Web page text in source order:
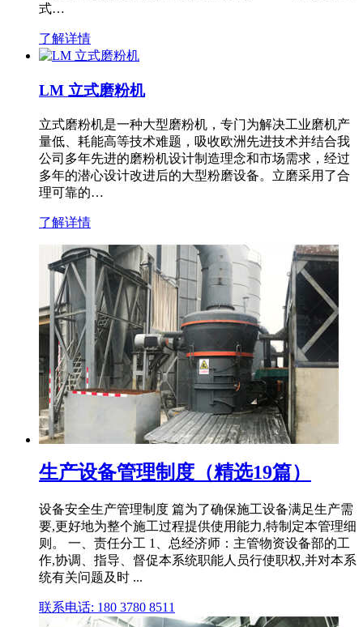
式…
了解详情
LM 立式磨粉机
立式磨粉机是一种大型磨粉机，专门为解决工业磨机产
量低、耗能高等技术难题，吸收欧洲先进技术并结合我
公司多年先进的磨粉机设计制造理念和市场需求，经过
多年的潜心设计改进后的大型粉磨设备。立磨采用了合
理可靠的…
了解详情
生产设备管理制度（精选19篇）
设备安全生产管理制度 篇为了确保施工设备满足生产需
要,更好地为整个施工过程提供使用能力,特制定本管理细
则。 一、责任分工 1、总经济师：主管物资设备部的工
作,协调、指导、督促本系统职能人员行使职权,并对本系
统有关问题及时 ...
联系电话: 180 3780 8511